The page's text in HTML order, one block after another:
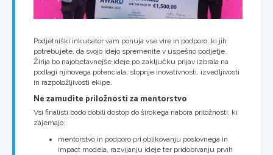
Podjetniški inkubator vam ponuja vse vire in podporo, ki jih
potrebujete, da svojo idejo spremenite v uspešno podjetje.
Žirija bo najobetavnejše ideje po zaključku prijav izbrala na
podlagi njihovega potenciala, stopnje inovativnosti, izvedljivosti
in razpoložljivosti ekipe.
Ne zamudite priložnosti za mentorstvo
Vsi finalisti bodo dobili dostop do širokega nabora priložnosti, ki
zajemajo:
mentorstvo in podporo pri oblikovanju poslovnega in
impact modela, razvijanju ideje ter pridobivanju prvih